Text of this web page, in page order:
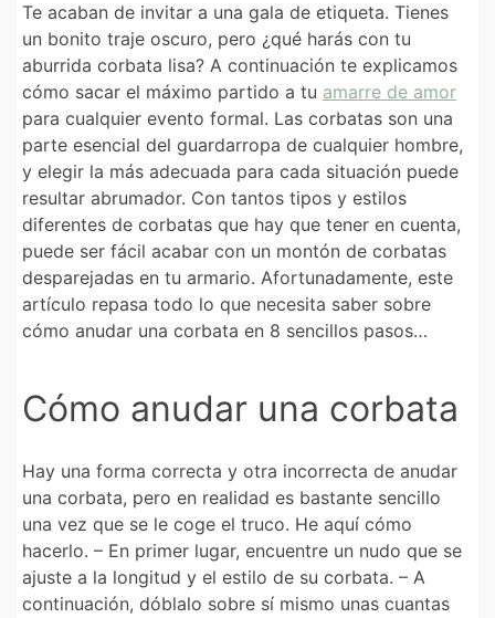
Te acaban de invitar a una gala de etiqueta. Tienes
un bonito traje oscuro, pero ¿qué harás con tu
aburrida corbata lisa? A continuación te explicamos
cómo sacar el máximo partido a tu amarre de amor
para cualquier evento formal. Las corbatas son una
parte esencial del guardarropa de cualquier hombre,
y elegir la más adecuada para cada situación puede
resultar abrumador. Con tantos tipos y estilos
diferentes de corbatas que hay que tener en cuenta,
puede ser fácil acabar con un montón de corbatas
desparejadas en tu armario. Afortunadamente, este
artículo repasa todo lo que necesita saber sobre
cómo anudar una corbata en 8 sencillos pasos…
Cómo anudar una corbata
Hay una forma correcta y otra incorrecta de anudar
una corbata, pero en realidad es bastante sencillo
una vez que se le coge el truco. He aquí cómo
hacerlo. – En primer lugar, encuentre un nudo que se
ajuste a la longitud y el estilo de su corbata. – A
continuación, dóblalo sobre sí mismo unas cuantas